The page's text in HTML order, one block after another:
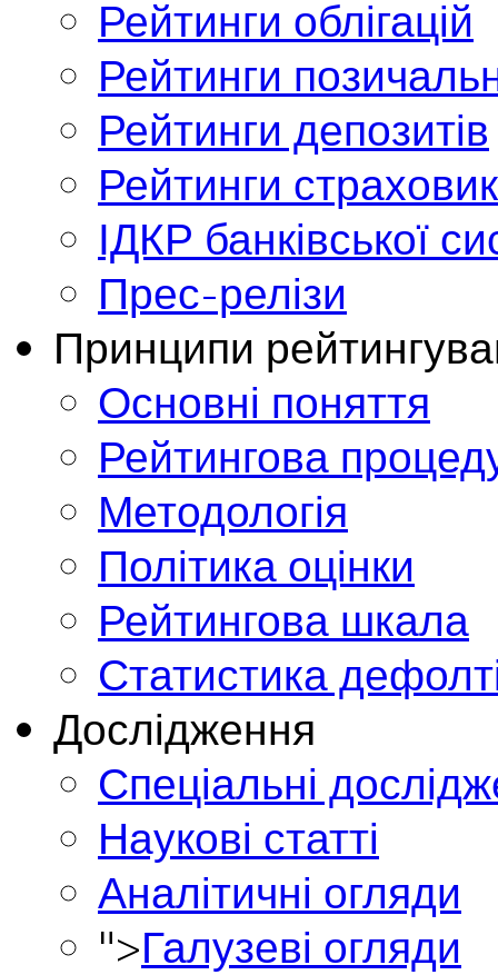
Рейтинги облігацій
Рейтинги
Рейтинги депозитів
Рейтинги
ІДКР банківської
Прес-релізи
Принципи
Основні поняття
Рейтингова
Методологія
Політика оцінки
Рейтингова шкала
Статистика
Дослідження
Спеціальні
Наукові статті
Аналітичні огляди
">Галузеві огляди